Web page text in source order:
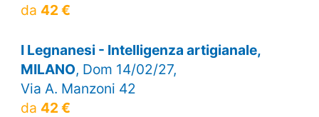
da 42 €
I Legnanesi - Intelligenza artigianale,
MILANO, Dom 14/02/27,
Via A. Manzoni 42
da 42 €